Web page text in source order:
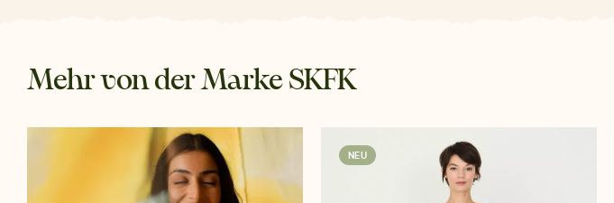
Mehr von der Marke SKFK
NEU